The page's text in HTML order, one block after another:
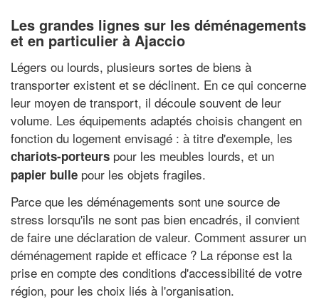
Les grandes lignes sur les déménagements
et en particulier à Ajaccio
Légers ou lourds, plusieurs sortes de biens à
transporter existent et se déclinent. En ce qui concerne
leur moyen de transport, il découle souvent de leur
volume. Les équipements adaptés choisis changent en
fonction du logement envisagé : à titre d'exemple, les
chariots-porteurs pour les meubles lourds, et un
papier bulle pour les objets fragiles.
Parce que les déménagements sont une source de
stress lorsqu'ils ne sont pas bien encadrés, il convient
de faire une déclaration de valeur. Comment assurer un
déménagement rapide et efficace ? La réponse est la
prise en compte des conditions d'accessibilité de votre
région, pour les choix liés à l'organisation.